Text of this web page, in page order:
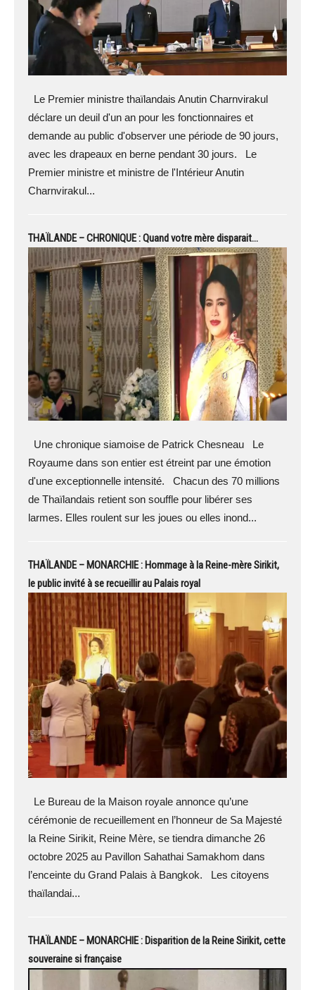
Le Premier ministre thaïlandais Anutin Charnvirakul
déclare un deuil d'un an pour les fonctionnaires et
demande au public d'observer une période de 90 jours,
avec les drapeaux en berne pendant 30 jours. Le
Premier ministre et ministre de l'Intérieur Anutin
Charnvirakul...
THAÏLANDE – CHRONIQUE : Quand votre mère disparait…
Une chronique siamoise de Patrick Chesneau Le
Royaume dans son entier est étreint par une émotion
d'une exceptionnelle intensité. Chacun des 70 millions
de Thaïlandais retient son souffle pour libérer ses
larmes. Elles roulent sur les joues ou elles inond...
THAÏLANDE – MONARCHIE : Hommage à la Reine-mère Sirikit,
le public invité à se recueillir au Palais royal
Le Bureau de la Maison royale annonce qu’une
cérémonie de recueillement en l’honneur de Sa Majesté
la Reine Sirikit, Reine Mère, se tiendra dimanche 26
octobre 2025 au Pavillon Sahathai Samakhom dans
l’enceinte du Grand Palais à Bangkok. Les citoyens
thaïlandai...
THAÏLANDE – MONARCHIE : Disparition de la Reine Sirikit, cette
souveraine si française